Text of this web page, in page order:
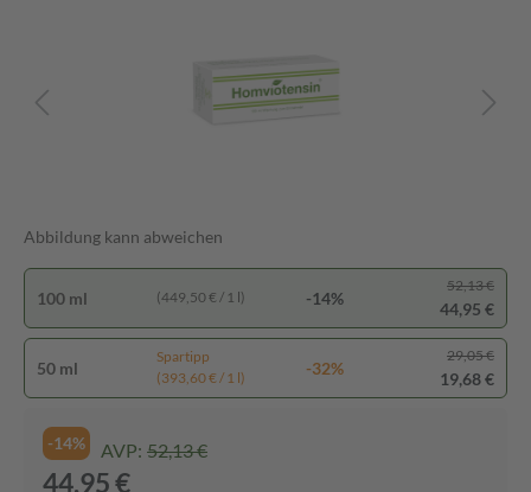
Abbildung kann abweichen
100 ml (449,50 € / 1 l) -14%
52,13 €
44,95 €
50 ml
Spartipp
(393,60 € / 1 l)
-32%
29,05 €
19,68 €
-14% AVP: 52,13 €
44,95 €